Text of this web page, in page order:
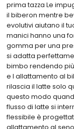
prima tazza Le
il biberon mentre
evolutivi aiutano il
manici hanno una
gomma per una
si adatta
bimbo rendendo
e l allattamento al
rilascia il latte solo
questo modo
flusso di latte si
flessibile è
allattamento al